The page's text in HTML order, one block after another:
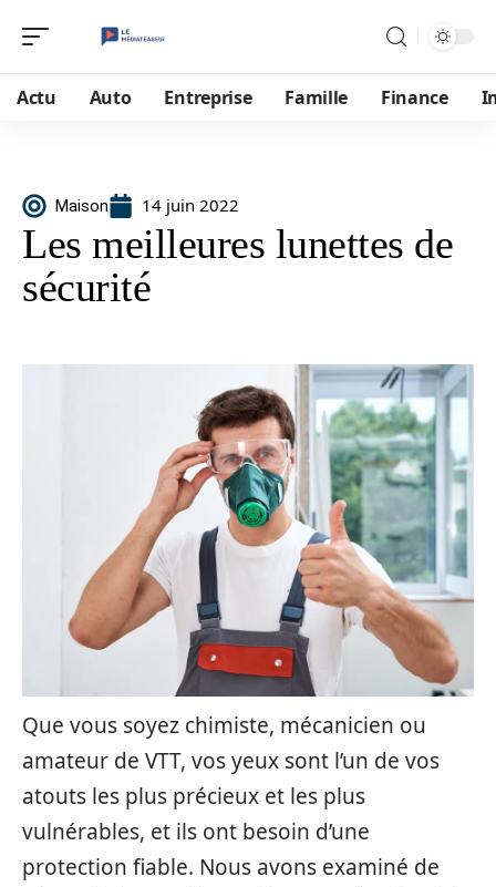
Actu Auto Entreprise Famille Finance
Maison 14 juin 2022
Les meilleures lunettes de
sécurité
Que vous soyez chimiste, mécanicien ou
amateur de VTT, vos yeux sont l’un de vos
atouts les plus précieux et les plus
vulnérables, et ils ont besoin d’une
protection fiable. Nous avons examiné de